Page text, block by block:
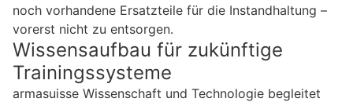
noch vorhandene Ersatzteile für die Instandhaltung –
vorerst nicht zu entsorgen.
Wissensaufbau für zukünftige
Trainingssysteme
armasuisse Wissenschaft und Technologie begleitet